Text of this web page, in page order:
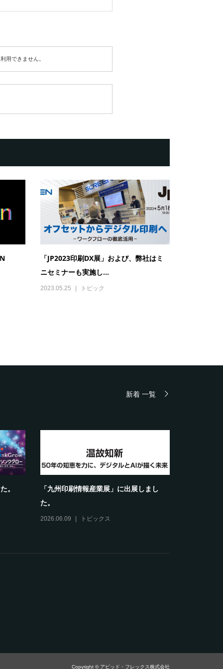
用できません。
「JP2023印刷DX展」および、弊社はミ
ニセミナーも実施し...
2023.05.25 トピック
新着 一覧
。
「九州印刷情報産業展」に出展しまし
た。
2026.06.09 トピックス
Copyright © アビッド・フレックス株式会社